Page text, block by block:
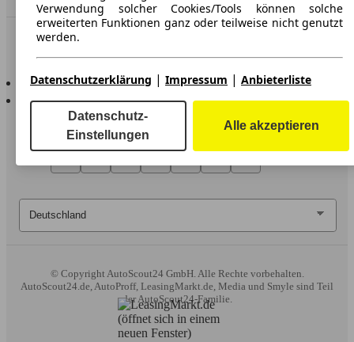
In Verbindung bleiben
AutoScout24 für iOS
© Copyright AutoScout24 GmbH. Alle Rechte vorbehalten.
AutoScout24.de, AutoProff, LeasingMarkt.de, Media und Smyle sind Teil
der AutoScout24-Familie.
Verwendung solcher Cookies/Tools können solche
erweiterten Funktionen ganz oder teilweise nicht genutzt
werden.
Wir arbeiten mit 263 Anbietern zusammen.
Datenschutzerklärung | Impressum | Anbieterliste
Datenschutz-
Einstellungen
Alle akzeptieren